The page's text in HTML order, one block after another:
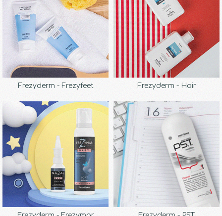
Frezyderm - Frezyfeet Frezyderm - Hair